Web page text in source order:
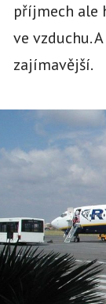
příjmech ale
ve vzduchu.
zajímavější.